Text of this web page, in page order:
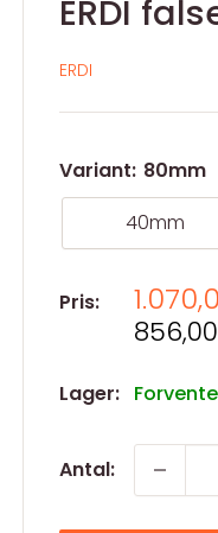
ERDI
ERDI
Variant: 80mm
40mm
Pris:
Lager:
Antal: